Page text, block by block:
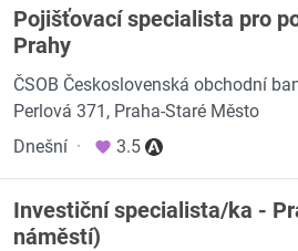
Pojišťovací specialista pro
Prahy
ČSOB Československá obchodní
Perlová 371, Praha-Staré Město
Dnešní · 3.5
Investiční specialista/ka -
náměstí)